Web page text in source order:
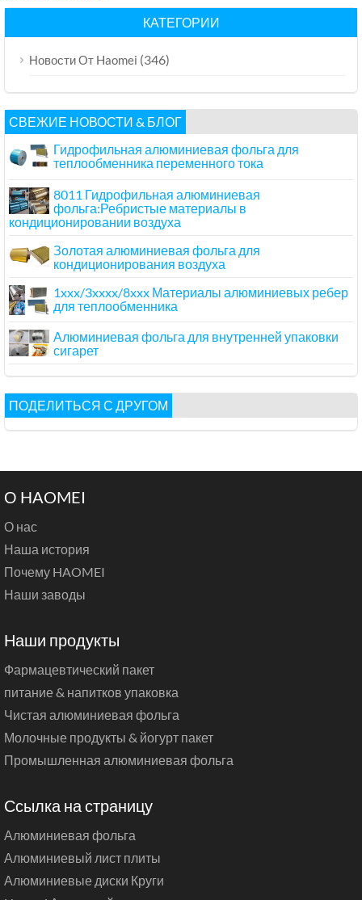
КАТЕГОРИИ
Новости От Haomei (346)
СВЕЖИЕ НОВОСТИ & БЛОГ
Гидрофильная алюминиевая фольга для
теплообменника переменного тока
8011 Гидрофильная алюминиевая
фольга:Ребристые материалы в
кондиционировании воздуха
Золотая алюминиевая фольга для
кондиционирования воздуха
1xxx/3xxxx/8xxx Материалы алюминиевых ребер
для теплообменника
Алюминиевая фольга для внутренней упаковки
сигарет
ПОДЕЛИТЬСЯ С ДРУГОМ
О HAOMEI
О нас
Наша история
Почему HAOMEI
Наши заводы
Наши продукты
Фармацевтический пакет
питание & напитков упаковка
Чистая алюминиевая фольга
Молочные продукты & йогурт пакет
Промышленная алюминиевая фольга
Ссылка на страницу
Алюминиевая фольга
Алюминиевый лист плиты
Алюминиевые диски Круги